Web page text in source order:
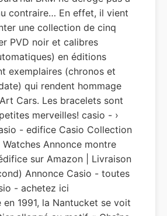
contraire… En effet, il vient
une collection de cinq
PVD noir et calibres
en éditions
exemplaires (chronos et
qui rendent hommage
Cars. Les bracelets sont
merveilles! casio - ›
- edifice Casio Collection
Annonce montre
sur Amazon | Livraison
Annonce Casio - toutes
- achetez ici
en 1991, la Nantucket se voit